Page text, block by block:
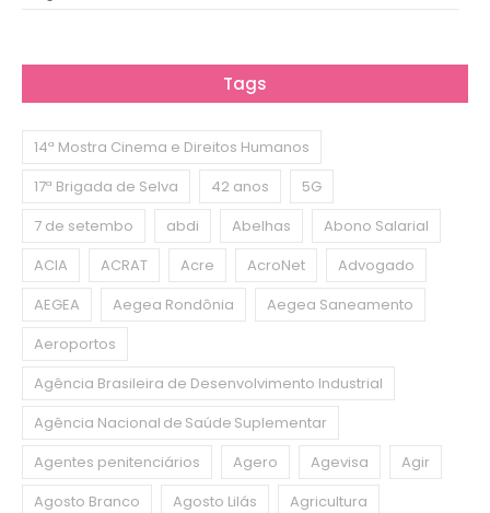
Tags
14ª Mostra Cinema e Direitos Humanos
17ª Brigada de Selva
42 anos
5G
7 de setembo
abdi Abelhas
Abono Salarial
ACIA
ACRAT Acre AcroNet
Advogado
AEGEA
Aegea Rondônia
Aegea Saneamento
Aeroportos
Agência Brasileira de Desenvolvimento Industrial
Agência Nacional de Saúde Suplementar
Agentes penitenciários
Agero Agevisa
Agir
Agosto Branco
Agosto Lilás
Agricultura